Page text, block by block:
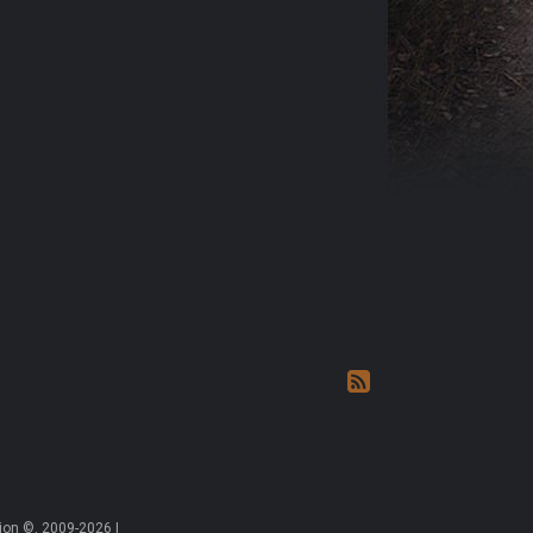
©, 2009-2026 |